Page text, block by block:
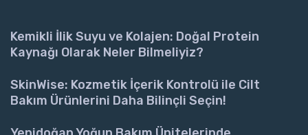
Kemikli İlik Suyu ve Kolajen: Doğal Protein
Kaynağı Olarak Neler Bilmeliyiz?
SkinWise: Kozmetik İçerik Kontrolü ile Cilt
Bakım Ürünlerini Daha Bilinçli Seçin!